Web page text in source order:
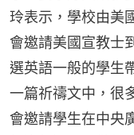
玲表示，學校由美
會邀請美國宣教士
選英語一般的學生
一篇祈禱文中，很
會邀請學生在中央